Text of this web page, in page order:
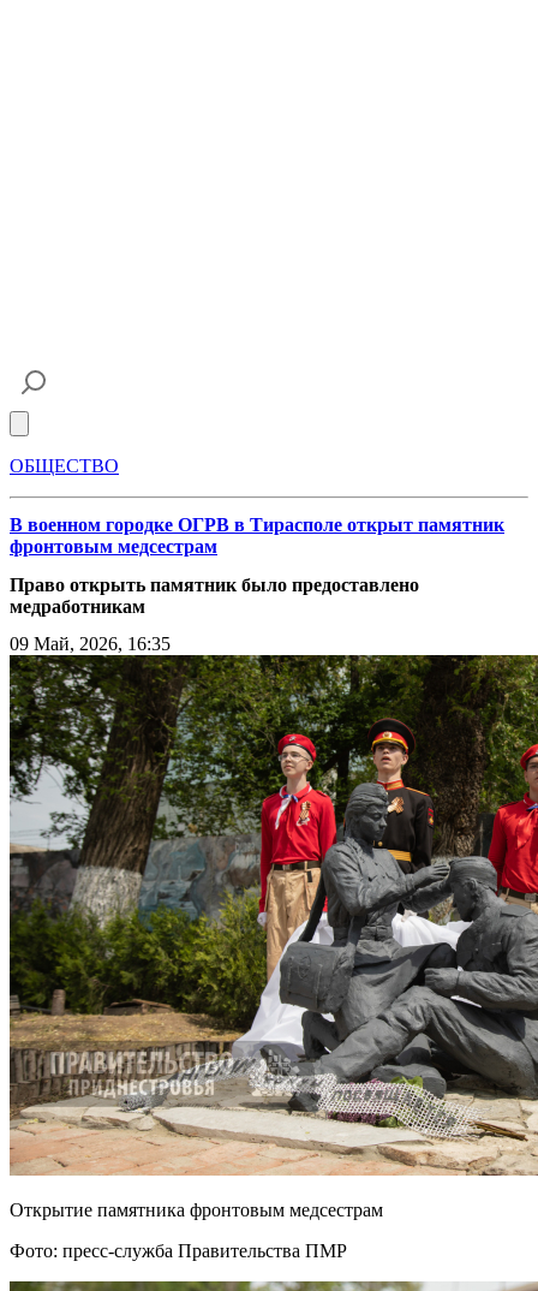
ОБЩЕСТВО
В военном городке ОГРВ в Тирасполе открыт памятник
фронтовым медсестрам
Право открыть памятник было предоставлено
медработникам
09 Май, 2026, 16:35
Открытие памятника фронтовым медсестрам
Фото: пресс-служба Правительства ПМР